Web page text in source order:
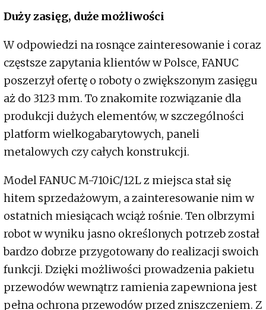
Duży zasięg, duże możliwości
W odpowiedzi na rosnące zainteresowanie i coraz
częstsze zapytania klientów w Polsce, FANUC
poszerzył ofertę o roboty o zwiększonym zasięgu
aż do 3123 mm. To znakomite rozwiązanie dla
produkcji dużych elementów, w szczególności
platform wielkogabarytowych, paneli
metalowych czy całych konstrukcji.
Model FANUC M-710iC/12L z miejsca stał się
hitem sprzedażowym, a zainteresowanie nim w
ostatnich miesiącach wciąż rośnie. Ten olbrzymi
robot w wyniku jasno określonych potrzeb został
bardzo dobrze przygotowany do realizacji swoich
funkcji. Dzięki możliwości prowadzenia pakietu
przewodów wewnątrz ramienia zapewniona jest
pełna ochrona przewodów przed zniszczeniem. Z